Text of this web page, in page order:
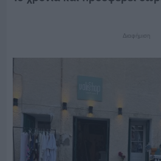
Διαφήμιση